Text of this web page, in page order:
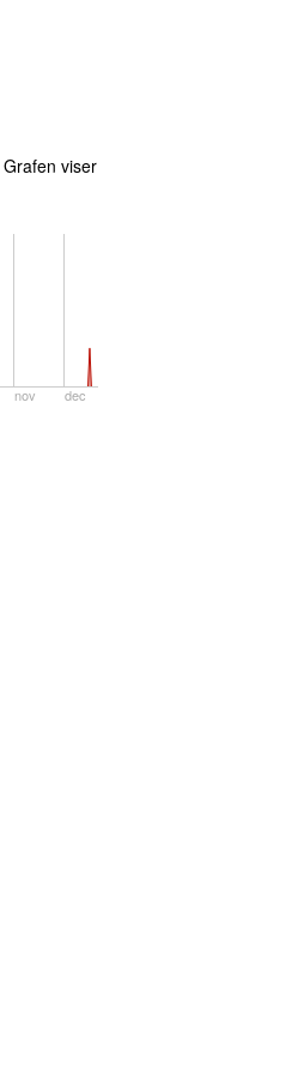
Grafen viser
nov dec